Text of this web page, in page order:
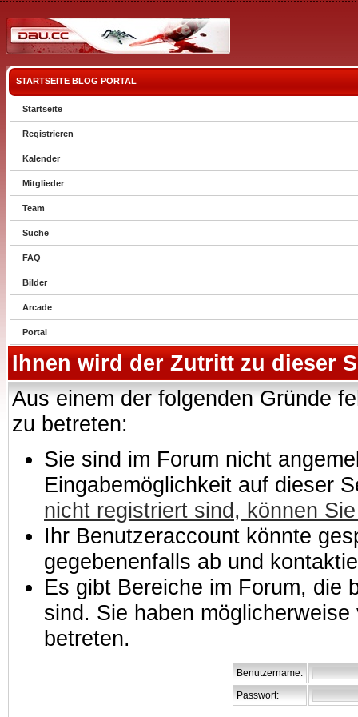
STARTSEITE BLOG PORTAL
Startseite
Registrieren
Kalender
Mitglieder
Team
Suche
FAQ
Bilder
Arcade
Portal
Ihnen wird der Zutritt zu dieser
Aus einem der folgenden Gründe
zu betreten:
Sie sind im Forum nicht
Eingabemöglichkeit auf dieser
nicht registriert sind, können
Ihr Benutzeraccount könnte
gegebenenfalls ab und
Es gibt Bereiche im Forum, die
sind. Sie haben
betreten.
Benutzername:
Passwort: